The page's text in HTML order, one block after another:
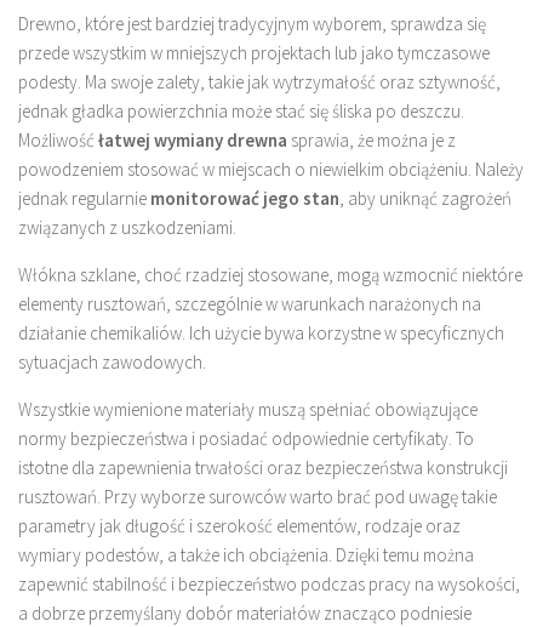
Drewno, które jest bardziej tradycyjnym wyborem, sprawdza się
przede wszystkim w mniejszych projektach lub jako tymczasowe
podesty. Ma swoje zalety, takie jak wytrzymałość oraz sztywność,
jednak gładka powierzchnia może stać się śliska po deszczu.
Możliwość łatwej wymiany drewna sprawia, że można je z
powodzeniem stosować w miejscach o niewielkim obciążeniu. Należy
jednak regularnie monitorować jego stan, aby uniknąć zagrożeń
związanych z uszkodzeniami.
Włókna szklane, choć rzadziej stosowane, mogą wzmocnić niektóre
elementy rusztowań, szczególnie w warunkach narażonych na
działanie chemikaliów. Ich użycie bywa korzystne w specyficznych
sytuacjach zawodowych.
Wszystkie wymienione materiały muszą spełniać obowiązujące
normy bezpieczeństwa i posiadać odpowiednie certyfikaty. To
istotne dla zapewnienia trwałości oraz bezpieczeństwa konstrukcji
rusztowań. Przy wyborze surowców warto brać pod uwagę takie
parametry jak długość i szerokość elementów, rodzaje oraz
wymiary podestów, a także ich obciążenia. Dzięki temu można
zapewnić stabilność i bezpieczeństwo podczas pracy na wysokości,
a dobrze przemyślany dobór materiałów znacząco podniesie